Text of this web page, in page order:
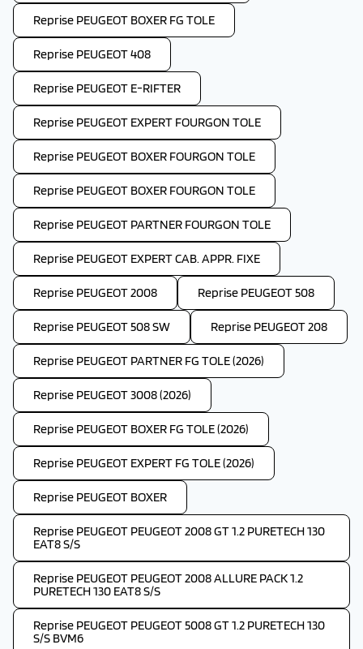
Reprise PEUGEOT BOXER FG TOLE
Reprise PEUGEOT 408
Reprise PEUGEOT E-RIFTER
Reprise PEUGEOT EXPERT FOURGON TOLE
Reprise PEUGEOT BOXER FOURGON TOLE
Reprise PEUGEOT BOXER FOURGON TOLE
Reprise PEUGEOT PARTNER FOURGON TOLE
Reprise PEUGEOT EXPERT CAB. APPR. FIXE
Reprise PEUGEOT 2008 Reprise PEUGEOT 508
Reprise PEUGEOT 508 SW Reprise PEUGEOT 208
Reprise PEUGEOT PARTNER FG TOLE (2026)
Reprise PEUGEOT 3008 (2026)
Reprise PEUGEOT BOXER FG TOLE (2026)
Reprise PEUGEOT EXPERT FG TOLE (2026)
Reprise PEUGEOT BOXER
Reprise PEUGEOT PEUGEOT 2008 GT 1.2 PURETECH 130
EAT8 S/S
Reprise PEUGEOT PEUGEOT 2008 ALLURE PACK 1.2
PURETECH 130 EAT8 S/S
Reprise PEUGEOT PEUGEOT 5008 GT 1.2 PURETECH 130
S/S BVM6